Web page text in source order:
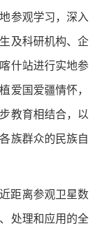
参观学习，深入
及科研机构、企
什站进行实地参
爱国爱疆情怀，
教育相结合，以
族群众的民族自
距离参观卫星数
处理和应用的全